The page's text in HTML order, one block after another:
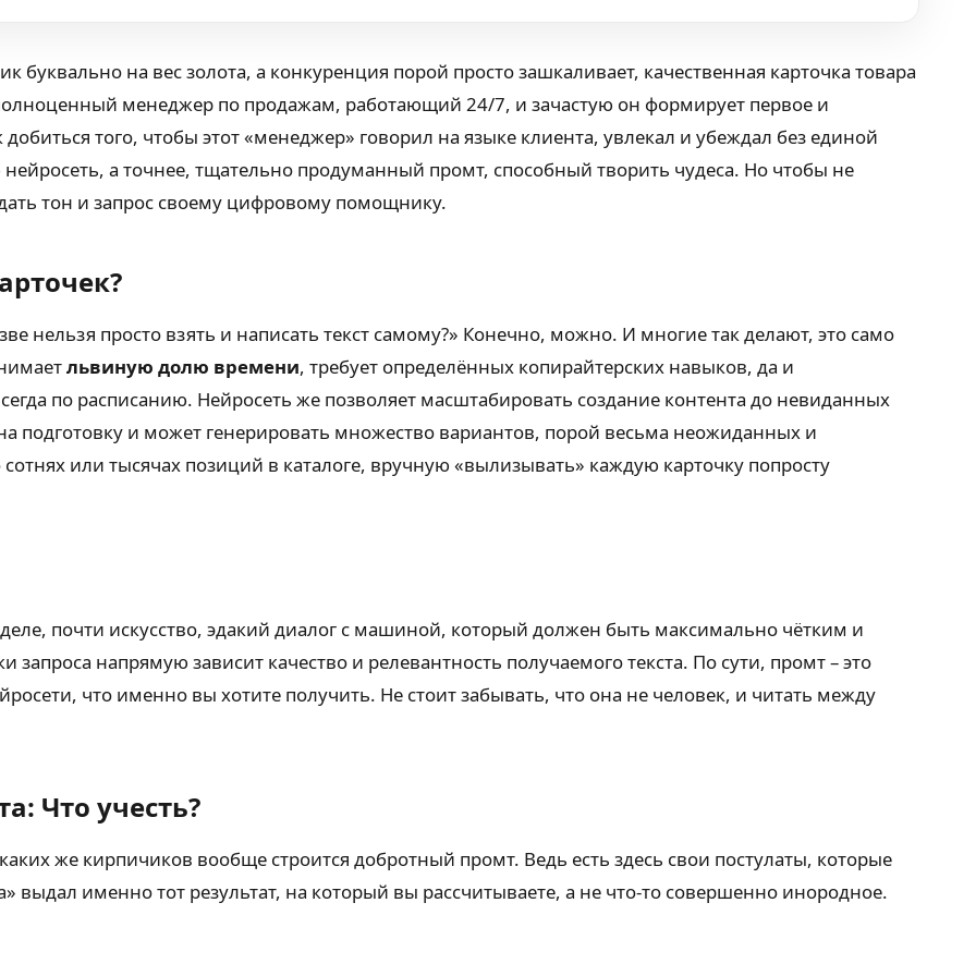
на вес золота, а конкуренция порой просто зашкаливает, качественная карточка товара
менеджер по продажам, работающий 24/7, и зачастую он формирует первое и
того, чтобы этот «менеджер» говорил на языке клиента, увлекал и убеждал без единой
а точнее, тщательно продуманный промт, способный творить чудеса. Но чтобы не
тон и запрос своему цифровому помощнику.
нельзя просто взять и написать текст самому?» Конечно, можно. И многие так делают, это само
львиную долю времени, требует определённых копирайтерских навыков, да и
по расписанию. Нейросеть же позволяет масштабировать создание контента до невиданных
подготовку и может генерировать множество вариантов, порой весьма неожиданных и
или тысячах позиций в каталоге, вручную «вылизывать» каждую карточку попросту
почти искусство, эдакий диалог с машиной, который должен быть максимально чётким и
напрямую зависит качество и релевантность получаемого текста. По сути, промт – это
что именно вы хотите получить. Не стоит забывать, что она не человек, и читать между
Что учесть?
же кирпичиков вообще строится добротный промт. Ведь есть здесь свои постулаты, которые
выдал именно тот результат, на который вы рассчитываете, а не что-то совершенно инородное.